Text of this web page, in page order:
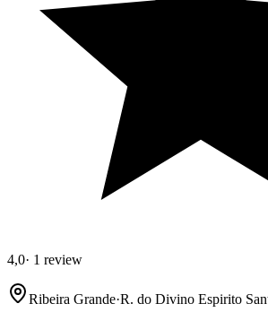
4,0· 1 review
Ribeira Grande·R. do Divino Espirito